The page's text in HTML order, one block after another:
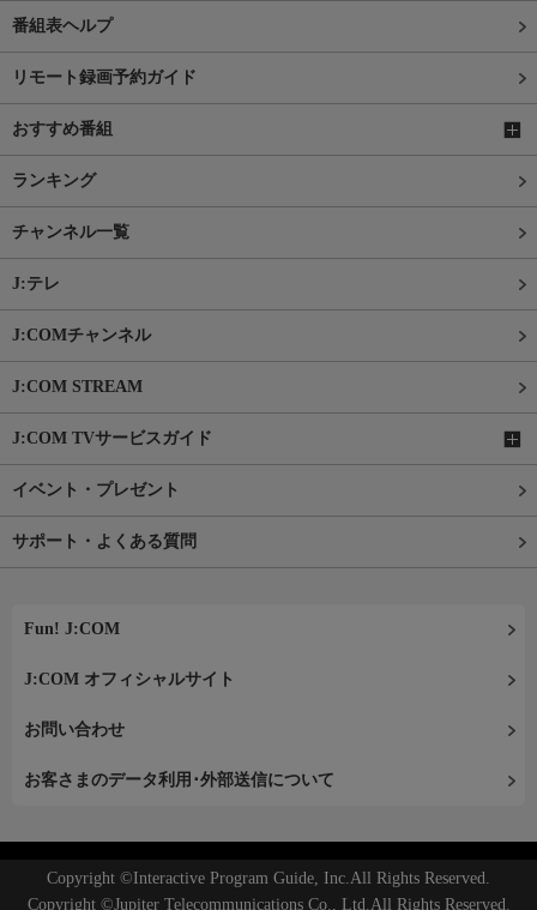
番組表ヘルプ
リモート録画予約ガイド
おすすめ番組
ランキング
チャンネル一覧
J:テレ
J:COMチャンネル
J:COM STREAM
J:COM TVサービスガイド
イベント・プレゼント
サポート・よくある質問
Fun! J:COM
J:COM オフィシャルサイト
お問い合わせ
お客さまのデータ利用･外部送信について
Copyright ©Interactive Program Guide, Inc.All Rights Reserved.
Copyright ©Jupiter Telecommunications Co., Ltd.All Rights Reserved.